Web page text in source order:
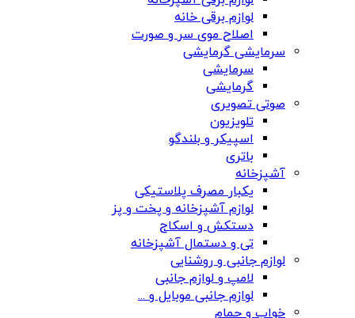
لوازم برقی خانه
اصلاح موی سر و صورت
سرمایشی گرمایشی
سرمایشی
گرمایشی
صوتی تصویری
تلویزیون
اسپیکر و بلندگو
باتری
آشپزخانه
یکبار مصرف پلاستیکی
لوازم آشپزخانه و پخت و پز
دستکش و اسکاج
تی و دستمال آشپزخانه
لوازم جانبی و روشنایی
لامپ و لوازم جانبی
لوازم جانبی موبایل و ...
خواب و حمام